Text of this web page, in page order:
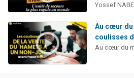
Yossef
Au cœur du
coulisses
Au cœur du